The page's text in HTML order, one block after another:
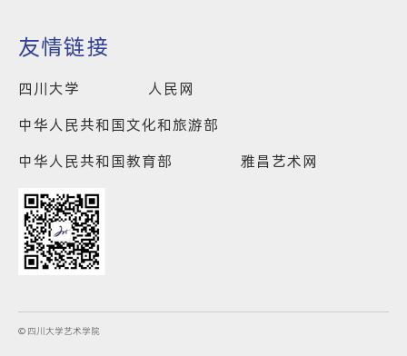
友情链接
四川大学
人民网
中华人民共和国文化和旅游部
中华人民共和国教育部
雅昌艺术网
© 四川大学艺术学院